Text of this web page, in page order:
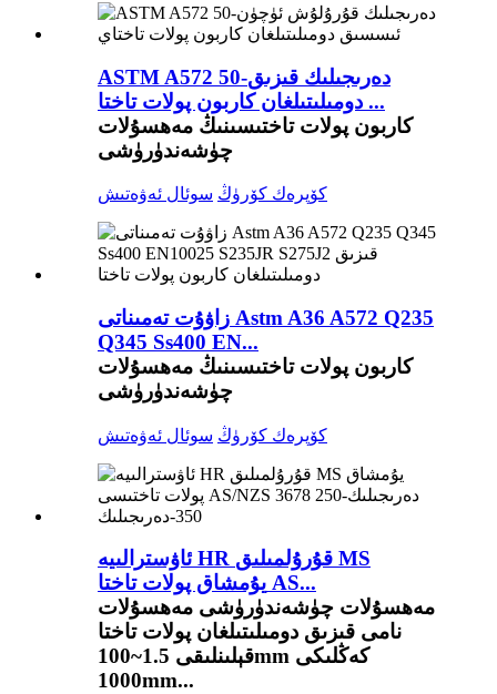
ASTM A572 50-دەرىجىلىك قىزىق
دومىلىتىلغان كاربون پولات تاختا ...
كاربون پولات تاختىسىنىڭ مەھسۇلات
چۈشەندۈرۈشى
كۆپرەك كۆرۈڭ سوئال ئەۋەتىش
زاۋۇت تەمىناتى Astm A36 A572 Q235
Q345 Ss400 EN...
كاربون پولات تاختىسىنىڭ مەھسۇلات
چۈشەندۈرۈشى
كۆپرەك كۆرۈڭ سوئال ئەۋەتىش
ئاۋسترالىيە HR قۇرۇلمىلىق MS
يۇمشاق پولات تاختا AS...
مەھسۇلات چۈشەندۈرۈشى مەھسۇلات
نامى قىزىق دومىلىتىلغان پولات تاختا
قېلىنلىقى 1.5~100mm كەڭلىكى
1000mm...